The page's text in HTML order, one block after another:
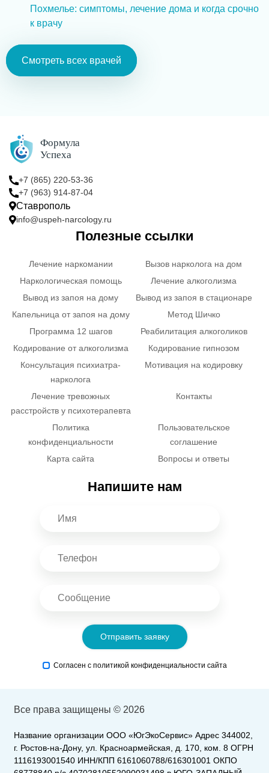
Похмелье: симптомы, лечение дома и когда срочно
к врачу
Смотреть всех врачей
+7 (865) 220-53-36
+7 (963) 914-87-04
Ставрополь
info@uspeh-narcology.ru
Полезные ссылки
Лечение наркомании
Вызов нарколога на дом
Наркологическая помощь
Лечение алкоголизма
Вывод из запоя на дому
Вывод из запоя в стационаре
Капельница от запоя на дому
Метод Шичко
Программа 12 шагов
Реабилитация алкоголиков
Кодирование от алкоголизма
Кодирование гипнозом
Консультация психиатра-
нарколога
Мотивация на кодировку
Лечение тревожных
расстройств у психотерапевта
Контакты
Политика
конфиденциальности
Пользовательское
соглашение
Карта сайта
Вопросы и ответы
Напишите нам
Отправить заявку
Согласен с политикой конфиденциальности сайта
Все права защищены © 2026
Название организации ООО «ЮгЭкоСервис» Адрес 344002,
г. Ростов-на-Дону, ул. Красноармейская, д. 170, ком. 8 ОГРН
1116193001540 ИНН/КПП 6161060788/616301001 ОКПО